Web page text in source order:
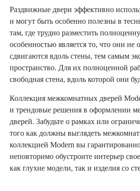
Раздвижные двери эффективно
и могут быть особенно полезны в
там, где трудно разместить
особенностью является то, что они не
сдвигаются вдоль стены, тем самым
пространство. Для их полноценной
свободная стена, вдоль которой они
Коллекция межкомнатных дверей
и трендовые решения в оформлении
дверей. Забудьте о рамках или
того как должны выглядеть
коллекцией Modern вы
неповторимо обустроите интерьер
как глухие модели, так и изделия со